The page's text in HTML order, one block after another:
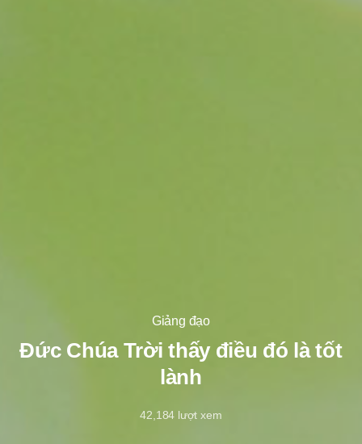
Giảng đạo
Đức Chúa Trời thấy điều đó là tốt
lành
11/6/2022
42,184 lượt xem